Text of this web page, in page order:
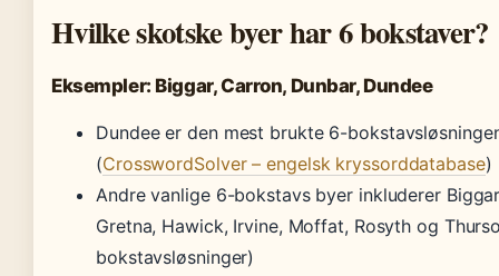
Hvilke skotske byer har 6 bokstaver?
Eksempler: Biggar, Carron, Dunbar, Dundee
Dundee er den mest brukte 6-
(CrosswordSolver – engelsk kryssorddatabase)
Andre vanlige 6-bokstavs byer inkluderer
Gretna, Hawick, Irvine, Moffat, Rosyth og
bokstavsløsninger)